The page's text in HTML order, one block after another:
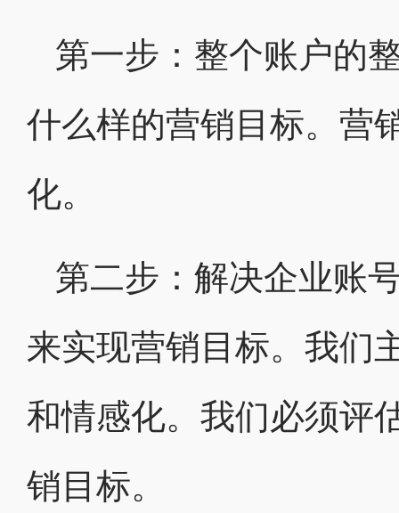
第一步：整个账户的
什么样的营销目标。营
化。
第二步：解决企业账
来实现营销目标。我们
和情感化。我们必须评
销目标。